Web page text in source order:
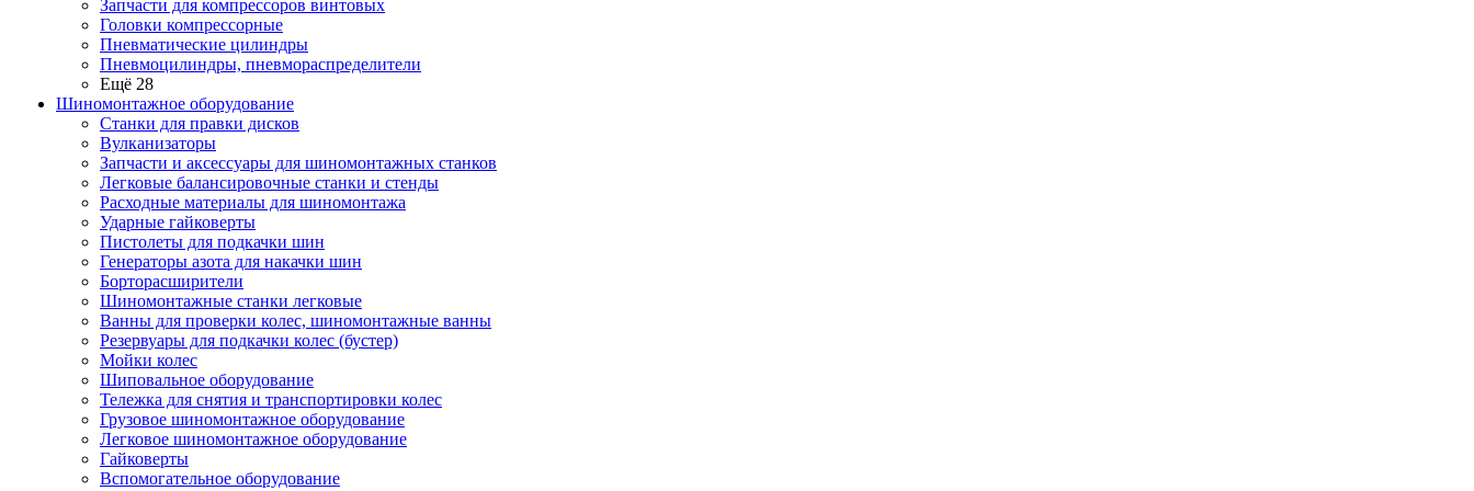
Запчасти для компрессоров винтовых
Головки компрессорные
Пневматические цилиндры
Пневмоцилиндры, пневмораспределители
Ещё 28
Шиномонтажное оборудование
Станки для правки дисков
Вулканизаторы
Запчасти и аксессуары для шиномонтажных станков
Легковые балансировочные станки и стенды
Расходные материалы для шиномонтажа
Ударные гайковерты
Пистолеты для подкачки шин
Генераторы азота для накачки шин
Борторасширители
Шиномонтажные станки легковые
Ванны для проверки колес, шиномонтажные ванны
Резервуары для подкачки колес (бустер)
Мойки колес
Шиповальное оборудование
Тележка для снятия и транспортировки колес
Грузовое шиномонтажное оборудование
Легковое шиномонтажное оборудование
Гайковерты
Вспомогательное оборудование